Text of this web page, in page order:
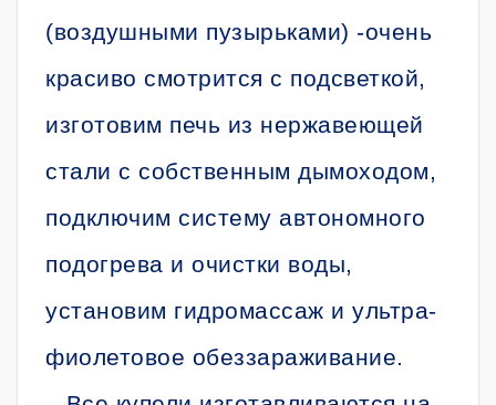
(воздушными пузырьками) -очень
красиво смотрится с подсветкой,
изготовим печь из нержавеющей
стали с собственным дымоходом,
подключим систему автономного
подогрева и очистки воды,
установим гидромассаж и ультра-
фиолетовое обеззараживание.